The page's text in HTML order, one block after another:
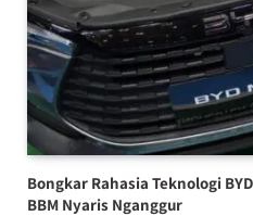
Bongkar Rahasia Teknologi
BBM Nyaris Nganggur